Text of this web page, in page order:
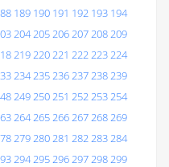
189 190 191 192 193 194
204205206207208209
219220221 222223224
234235236237238239
249250251 252253254
264265266267268269
279280281 282283284
294295296297298299